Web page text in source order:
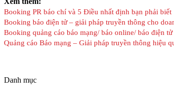
Booking PR báo chí và 5 Điều nhất định bạn phải biết
Booking báo điện tử – giải pháp truyền thông cho
Booking quảng cáo báo mạng/ báo online/ báo điện
Quảng cáo Báo mạng – Giải pháp truyền thông hiệu
Danh mục